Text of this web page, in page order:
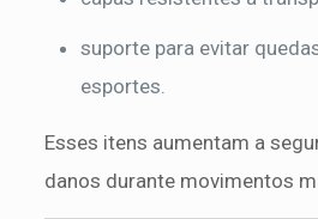
suporte para evitar
esportes.
Esses itens aumentam a
danos durante movimentos